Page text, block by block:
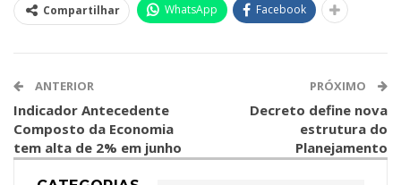
Compartilhar WhatsApp Facebook
ANTERIOR
Indicador Antecedente
Composto da Economia
tem alta de 2% em junho
PRÓXIMO
Decreto define nova
estrutura do
Planejamento